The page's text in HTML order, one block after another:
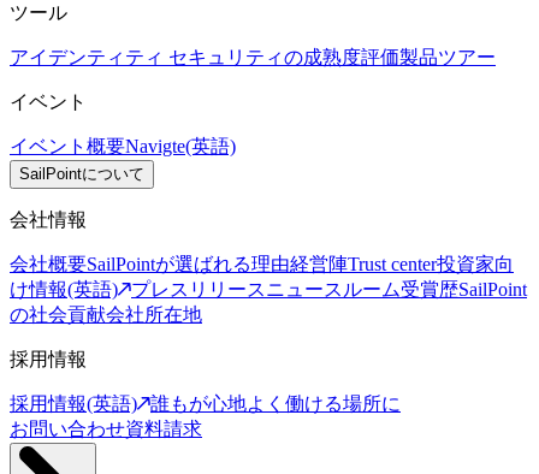
ツール
アイデンティティ セキュリティの成熟度評価製品ツアー
イベント
イベント概要Navigte(英語)
SailPointについて
会社情報
会社概要SailPointが選ばれる理由経営陣Trust center投資家向
け情報(英語)
プレスリリースニュースルーム受賞歴SailPoint
の社会貢献会社所在地
採用情報
採用情報(英語)
誰もが心地よく働ける場所に
お問い合わせ資料請求